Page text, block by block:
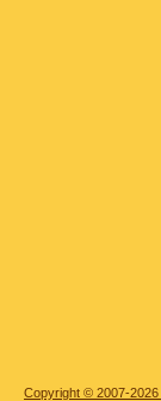
Copyright © 2007-2026